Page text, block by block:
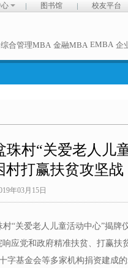
图书馆 校友平台
综合管理MBA 金融MBA EMBA 企
村“关爱老人儿
村打赢扶贫攻坚战
年03月15日
“关爱老人儿童活动中心”揭牌
应党和政府精准扶贫、打赢扶
字基金会等多家机构捐资建成